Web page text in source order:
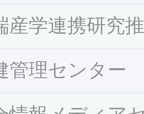
産学連携研究
管理センター